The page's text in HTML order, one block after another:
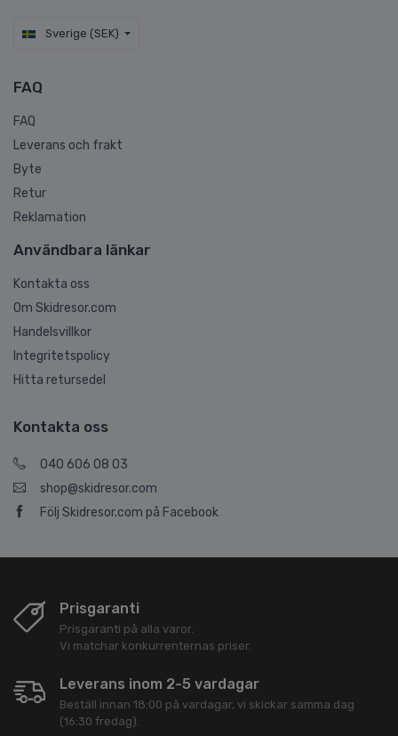
Sverige (SEK)
FAQ
FAQ
Leverans och frakt
Byte
Retur
Reklamation
Användbara länkar
Kontakta oss
Om Skidresor.com
Handelsvillkor
Integritetspolicy
Hitta retursedel
Kontakta oss
040 606 08 03
shop@skidresor.com
Följ Skidresor.com på Facebook
Prisgaranti
Prisgaranti på alla varor.
Vi matchar konkurrenternas priser.
Leverans inom 2-5 vardagar
Beställ innan 18:00 på vardagar, vi skickar samma dag
(16:30 fredag).